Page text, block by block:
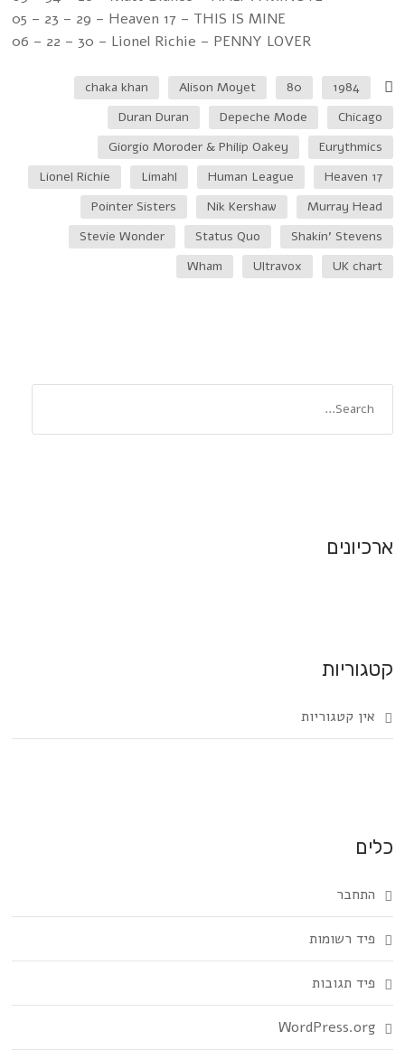
05 – 23 – 29 – Heaven 17 – THIS IS MINE
06 – 22 – 30 – Lionel Richie – PENNY LOVER
1984
80
Alison Moyet
chaka khan
Chicago
Depeche Mode
Duran Duran
Eurythmics
Giorgio Moroder & Philip Oakey
Heaven 17
Human League
Limahl
Lionel Richie
Murray Head
Nik Kershaw
Pointer Sisters
Shakin' Stevens
Status Quo
Stevie Wonder
UK chart
Ultravox
Wham
ארכיונים
קטגוריות
אין קטגוריות
כלים
התחבר
פיד רשומות
פיד תגובות
WordPress.org